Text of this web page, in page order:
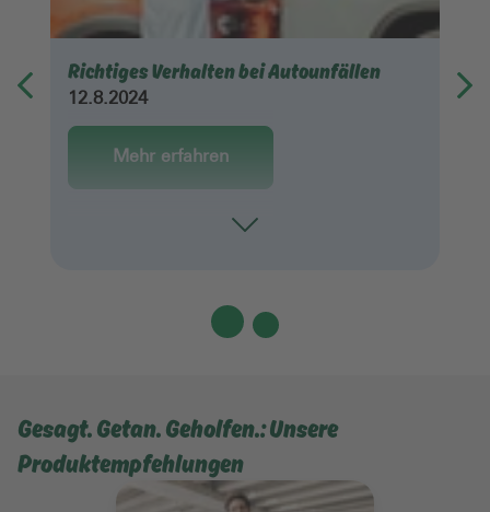
Richtiges Verhalten bei Autounfällen
12.8.2024
Mehr erfahren
Gesagt. Getan. Geholfen.: Unsere
Produktempfehlungen
Mehr erfahren